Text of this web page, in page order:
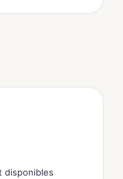
disponibles